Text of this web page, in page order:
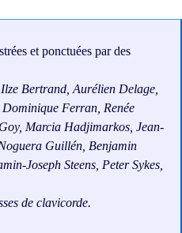
et ponctuées par des
Bertrand, Aurélien Delage,
Ferran, Renée
Marcia Hadjimarkos, Jean-
Guillén, Benjamin
Joseph Steens, Peter Sykes,
de clavicorde.